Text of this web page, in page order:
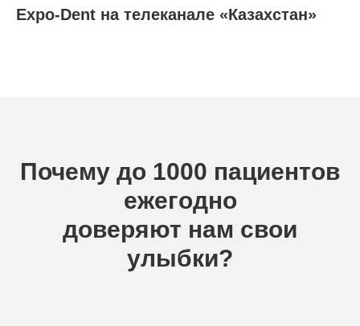
Expo-Dent на телеканале «Казахстан»
Почему до 1000 пациентов
ежегодно
доверяют нам свои
улыбки?